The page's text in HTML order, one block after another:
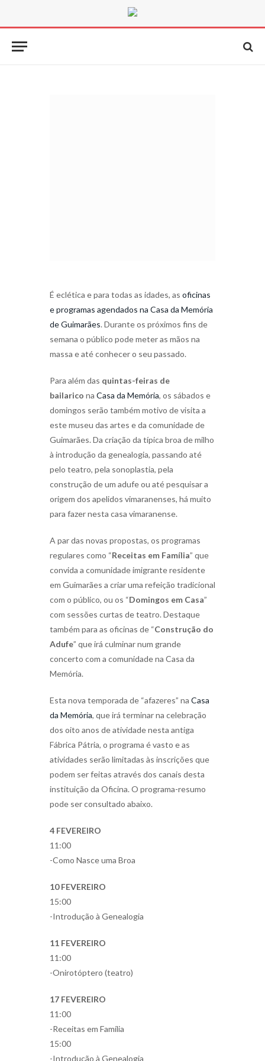
É eclética e para todas as idades, as oficinas
e programas agendados na Casa da Memória
de Guimarães. Durante os próximos fins de
semana o público pode meter as mãos na
massa e até conhecer o seu passado.
Para além das quintas-feiras de
bailarico na Casa da Memória, os sábados e
domingos serão também motivo de visita a
este museu das artes e da comunidade de
Guimarães. Da criação da típica broa de milho
à introdução da genealogia, passando até
pelo teatro, pela sonoplastia, pela
construção de um adufe ou até pesquisar a
origem dos apelidos vimaranenses, há muito
para fazer nesta casa vimaranense.
A par das novas propostas, os programas
regulares como “Receitas em Família” que
convida a comunidade imigrante residente
em Guimarães a criar uma refeição tradicional
com o público, ou os “Domingos em Casa”
com sessões curtas de teatro. Destaque
também para as oficinas de “Construção do
Adufe” que irá culminar num grande
concerto com a comunidade na Casa da
Memória.
Esta nova temporada de “afazeres” na Casa
da Memória, que irá terminar na celebração
dos oito anos de atividade nesta antiga
Fábrica Pátria, o programa é vasto e as
atividades serão limitadas às inscrições que
podem ser feitas através dos canais desta
instituição da Oficina. O programa-resumo
pode ser consultado abaixo.
4 FEVEREIRO
11:00
-Como Nasce uma Broa
10 FEVEREIRO
15:00
-Introdução à Genealogia
11 FEVEREIRO
11:00
-Onirotóptero (teatro)
17 FEVEREIRO
11:00
-Receitas em Família
15:00
-Introdução à Genealogia